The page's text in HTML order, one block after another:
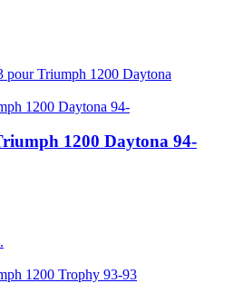
Triumph 1200 Daytona
1200 Daytona 94-